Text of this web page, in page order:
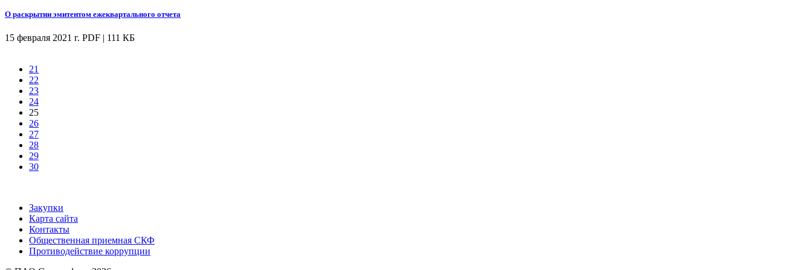
О раскрытии эмитентом ежеквартального отчета
15 февраля 2021 г. PDF | 111 КБ
21
22
23
24
25
26
27
28
29
30
Закупки
Карта сайта
Контакты
Общественная приемная СКФ
Противодействие коррупции